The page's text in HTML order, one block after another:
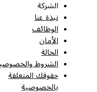
الشركة
نبذة عنا
الوظائف
الأمان
الحالة
الشروط والخصوصية
حقوقك المتعلقة
بالخصوصية